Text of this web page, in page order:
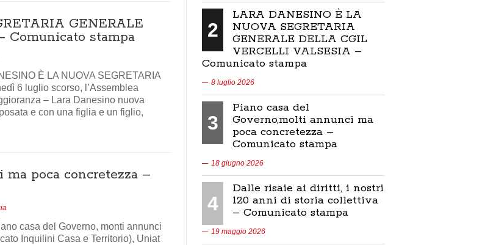
GENERALE
Comunicato stampa
È LA NUOVA SEGRETARIA
6 luglio scorso, l’Assemblea
– Lara Danesino nuova
e con una figlia e un figlio,
poca concretezza –
casa del Governo, monti annunci
Inquilini Casa e Territorio), Uniat
2
LARA DANESINO È LA
NUOVA SEGRETARIA
GENERALE DELLA CGIL
VERCELLI VALSESIA –
Comunicato stampa
8 luglio 2026
3
Piano casa del
Governo,molti annunci ma
poca concretezza –
Comunicato stampa
18 giugno 2026
4
Dalle risaie ai diritti, i nostri
120 anni di storia collettiva
– Comunicato stampa
19 maggio 2026